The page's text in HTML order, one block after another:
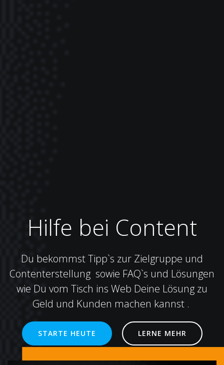
Hilfe bei Content
Du bekommst Tipp`s zur Zielgruppe und
Contenterstellung sowie FAQ`s und Lösungen
wie Du vom Tisch ins Web Deine Lösung zu
Geld und Kunden machen kannst .
STARTE HEUTE LERNE MEHR